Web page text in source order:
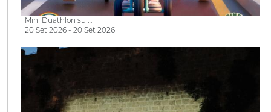
Mini Duathlon sui…
20 Set 2026 - 20 Set 2026